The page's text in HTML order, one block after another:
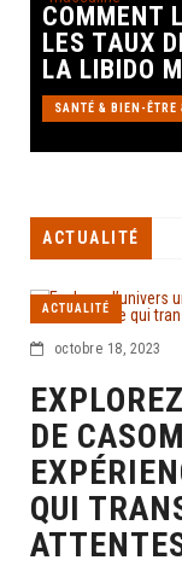
COMMENT
LES TAUX
LA LIBIDO
SANTÉ & BIEN-ÊTRE
ACTUALITÉ
ACTUALITÉ
octobre 18, 2023
DE
QUI